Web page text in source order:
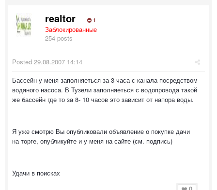
realtor 1
Заблокированные
254 posts
Posted 29.08.2007 14:14
Бассейн у меня заполняеться за 3 часа с канала посредством
водяного насоса. В Тузели заполняеться с водопровода такой
же бассейн где то за 8- 10 часов это зависит от напора воды.
Я уже смотрю Вы опубликовали объявление о покупке дачи
на торге, опубликуйте и у меня на сайте (см. подпись)
Удачи в поисках